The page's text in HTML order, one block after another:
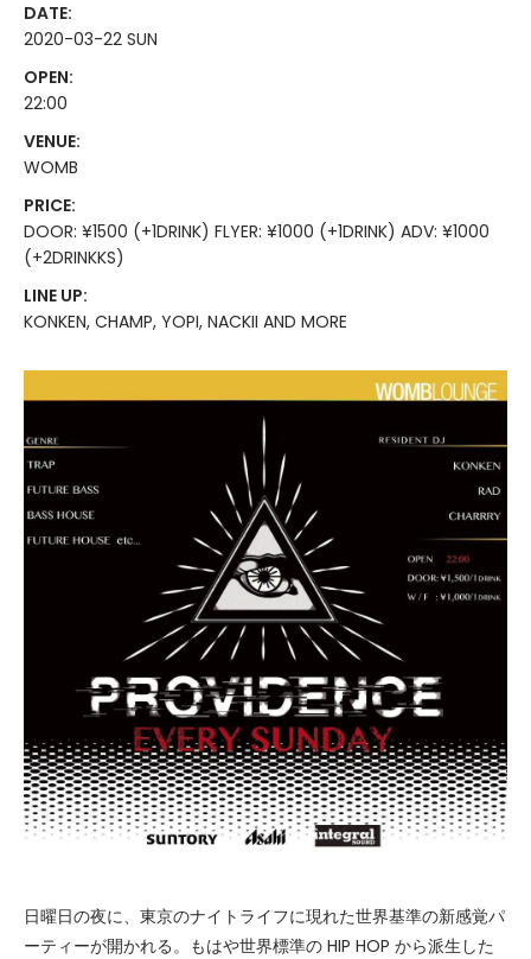
DATE:
2020-03-22 SUN
OPEN:
22:00
VENUE:
WOMB
PRICE:
DOOR: ¥1500 (+1DRINK) FLYER: ¥1000 (+1DRINK) ADV: ¥1000
(+2DRINKKS)
LINE UP:
KONKEN, CHAMP, YOPI, NACKII AND MORE
日曜日の夜に、東京のナイトライフに現れた世界基準の新感覚パ
ーティーが開かれる。もはや世界標準の HIP HOP から派生した